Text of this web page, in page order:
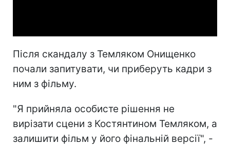
Після скандалу з Темляком Онищенко
почали запитувати, чи приберуть кадри з
ним з фільму.
"Я прийняла особисте рішення не
вирізати сцени з Костянтином Темляком, а
залишити фільм у його фінальній версії", -